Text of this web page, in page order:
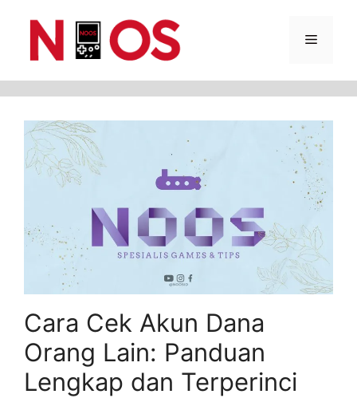
Menu
Cara Cek Akun Dana
Orang Lain: Panduan
Lengkap dan Terperinci